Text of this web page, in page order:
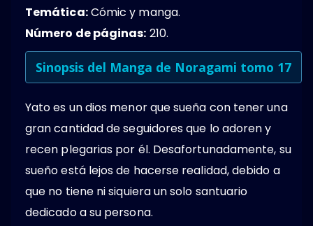
Temática:Cómic y manga.
Número de páginas: 210.
Sinopsis del Manga de Noragami tomo 17
Yato es un dios menor que sueña con tener una
gran cantidad de seguidores que lo adoren y
recen plegarias por él. Desafortunadamente, su
sueño está lejos de hacerse realidad, debido a
que no tiene ni siquiera un solo santuario
dedicado a su persona.